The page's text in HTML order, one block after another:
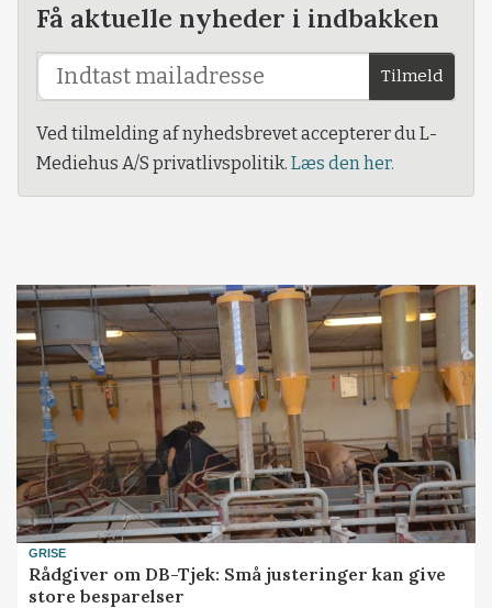
Få aktuelle nyheder i indbakken
Tilmeld
Ved tilmelding af nyhedsbrevet accepterer du L-
Mediehus A/S privatlivspolitik. Læs den her.
GRISE
Rådgiver om DB-Tjek: Små justeringer kan give
store besparelser